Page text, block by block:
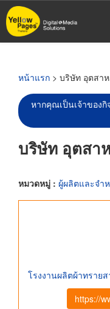
ข้าม
ไป
หน้าแรก > บริษัท อุตสา
หากคุณเป็นเจ้าของ
บริษัท อุตสา
หมวดหมู่ : ผู้ผลิตและจำ
โรงงานผลิตผ้าทราย
https://